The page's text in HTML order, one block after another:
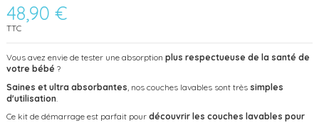
48,90 €
TTC
Vous avez envie de tester une absorption plus respectueuse de la santé de
votre bébé ?
Saines et ultra absorbantes , nos couches lavables sont très simples
d'utilisation
Ce kit de démarrage est parfait pour découvrir les couches lavables pour